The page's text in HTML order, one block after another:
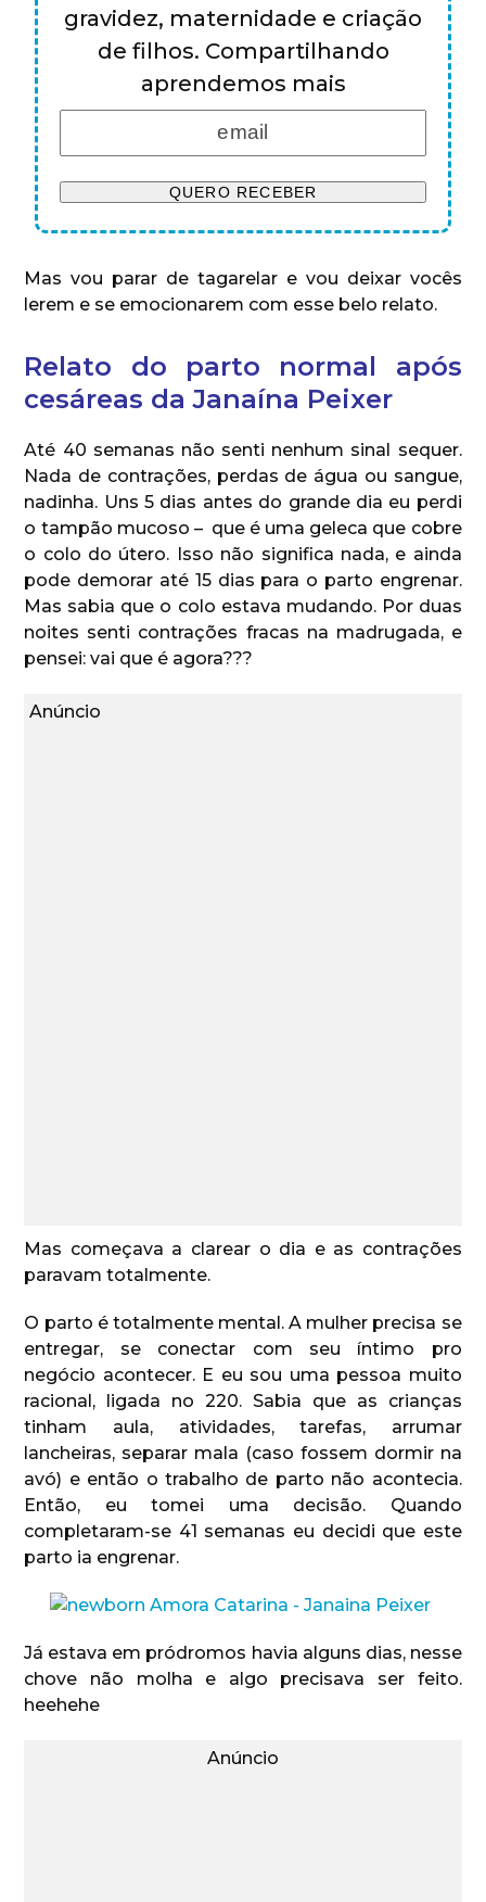
gravidez, maternidade e criação
de filhos. Compartilhando
aprendemos mais
Mas vou parar de tagarelar e vou deixar vocês
lerem e se emocionarem com esse belo relato.
Relato do parto normal após
cesáreas da Janaína Peixer
Até 40 semanas não senti nenhum sinal sequer.
Nada de contrações, perdas de água ou sangue,
nadinha. Uns 5 dias antes do grande dia eu perdi
o tampão mucoso – que é uma geleca que cobre
o colo do útero. Isso não significa nada, e ainda
pode demorar até 15 dias para o parto engrenar.
Mas sabia que o colo estava mudando. Por duas
noites senti contrações fracas na madrugada, e
pensei: vai que é agora???
Anúncio
Mas começava a clarear o dia e as contrações
paravam totalmente.
O parto é totalmente mental. A mulher precisa se
entregar, se conectar com seu íntimo pro
negócio acontecer. E eu sou uma pessoa muito
racional, ligada no 220. Sabia que as crianças
tinham aula, atividades, tarefas, arrumar
lancheiras, separar mala (caso fossem dormir na
avó) e então o trabalho de parto não acontecia.
Então, eu tomei uma decisão. Quando
completaram-se 41 semanas eu decidi que este
parto ia engrenar.
Já estava em pródromos havia alguns dias, nesse
chove não molha e algo precisava ser feito.
heehehe
Anúncio